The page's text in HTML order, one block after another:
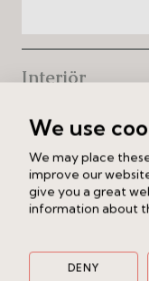
Interiör
Fakta
Byggnad
Ekonomi
We use
We may place
improve our
give you a great
information about
DENY